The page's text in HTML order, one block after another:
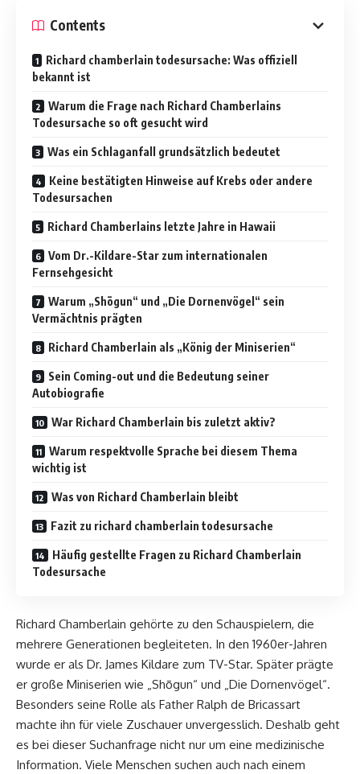
Contents
Richard chamberlain todesursache: Was offiziell
bekannt ist
Warum die Frage nach Richard Chamberlains
Todesursache so oft gesucht wird
Was ein Schlaganfall grundsätzlich bedeutet
Keine bestätigten Hinweise auf Krebs oder andere
Todesursachen
Richard Chamberlains letzte Jahre in Hawaii
Vom Dr.-Kildare-Star zum internationalen
Fernsehgesicht
Warum „Shōgun“ und „Die Dornenvögel“ sein
Vermächtnis prägten
Richard Chamberlain als „König der Miniserien“
Sein Coming-out und die Bedeutung seiner
Autobiografie
War Richard Chamberlain bis zuletzt aktiv?
Warum respektvolle Sprache bei diesem Thema
wichtig ist
Was von Richard Chamberlain bleibt
Fazit zu richard chamberlain todesursache
Häufig gestellte Fragen zu Richard Chamberlain
Todesursache
Richard Chamberlain gehörte zu den Schauspielern, die
mehrere Generationen begleiteten. In den 1960er-Jahren
wurde er als Dr. James Kildare zum TV-Star. Später prägte
er große Miniserien wie „Shōgun“ und „Die Dornenvögel“.
Besonders seine Rolle als Father Ralph de Bricassart
machte ihn für viele Zuschauer unvergesslich. Deshalb geht
es bei dieser Suchanfrage nicht nur um eine medizinische
Information. Viele Menschen suchen auch nach einem